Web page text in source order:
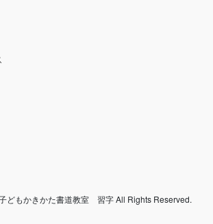
もかきかた書道教室 習字 All Rights Reserved.